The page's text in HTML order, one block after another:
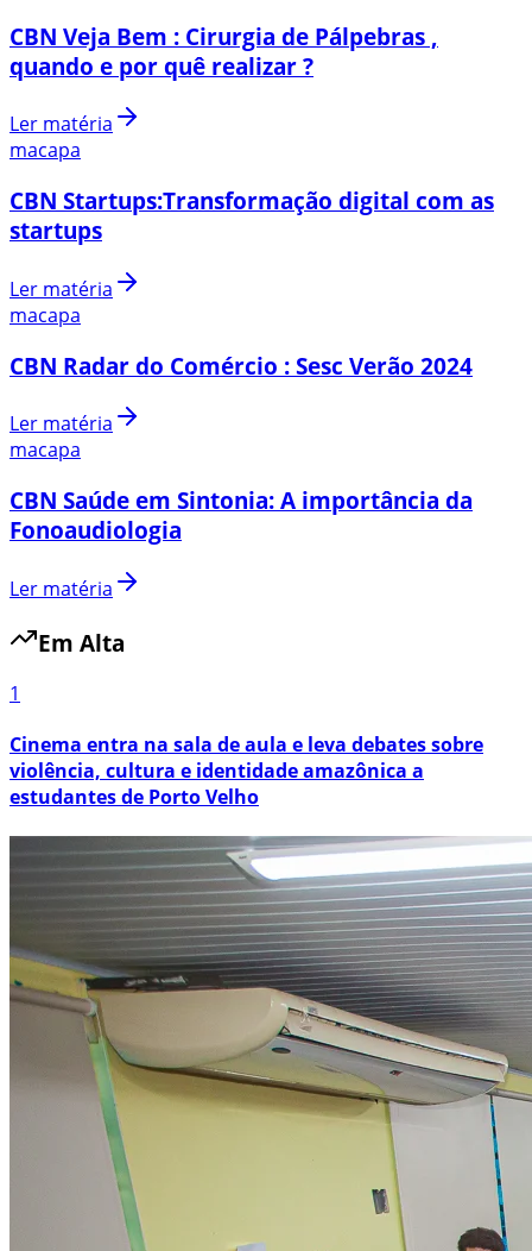
CBN Veja Bem : Cirurgia de Pálpebras ,
quando e por quê realizar ?
Ler matéria
macapa
CBN Startups:Transformação digital com as
startups
Ler matéria
macapa
CBN Radar do Comércio : Sesc Verão 2024
Ler matéria
macapa
CBN Saúde em Sintonia: A importância da
Fonoaudiologia
Ler matéria
Em Alta
1
Cinema entra na sala de aula e leva debates sobre
violência, cultura e identidade amazônica a
estudantes de Porto Velho